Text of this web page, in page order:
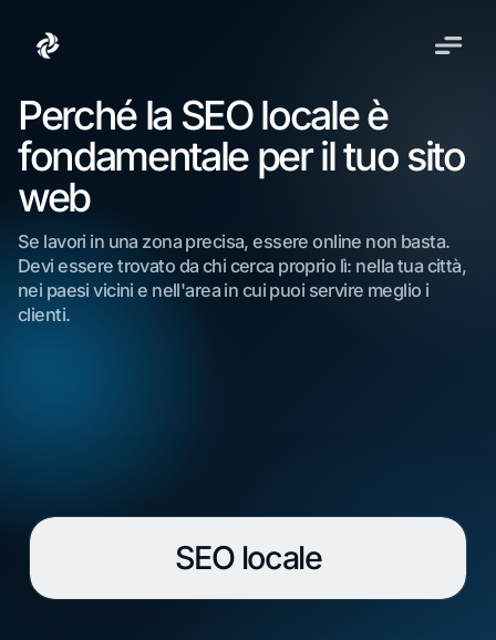
Perché la SEO locale è
fondamentale per il tuo sito
web
Se lavori in una zona precisa, essere online non basta.
Devi essere trovato da chi cerca proprio lì: nella tua città,
nei paesi vicini e nell'area in cui puoi servire meglio i
clienti.
SEO locale